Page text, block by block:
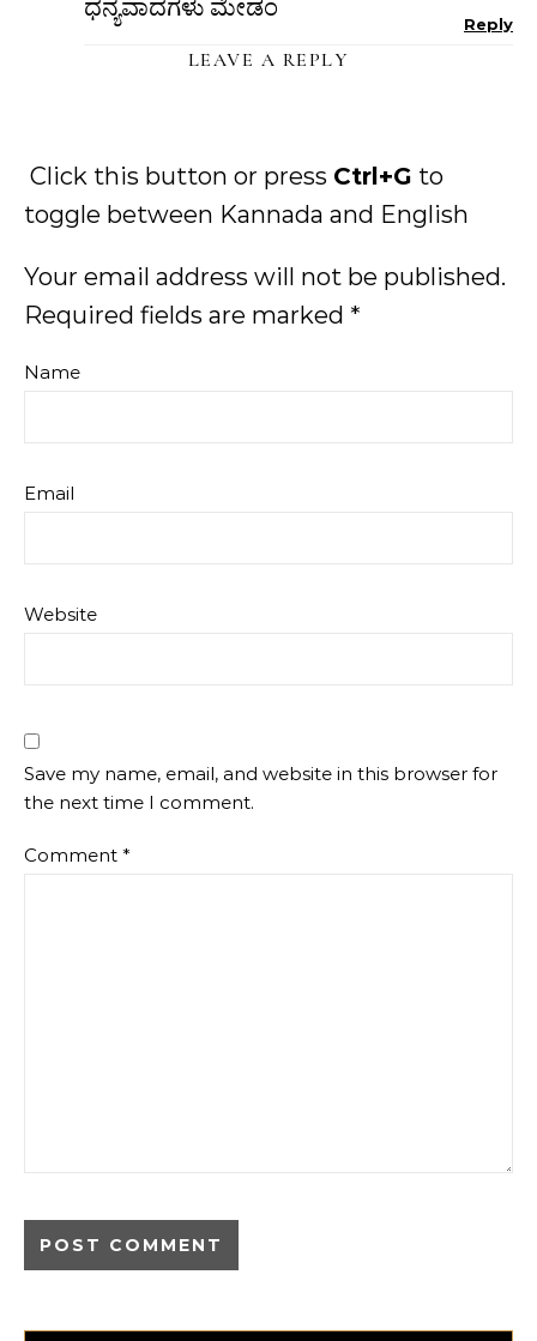
ಧನ್ಯವಾದಗಳು ಮೇಡಂ
Reply
LEAVE A REPLY
Click this button or press Ctrl+G to
toggle between Kannada and English
Your email address will not be published.
Required fields are marked *
Name
Email
Website
Save my name, email, and website in this browser for
the next time I comment.
Comment *